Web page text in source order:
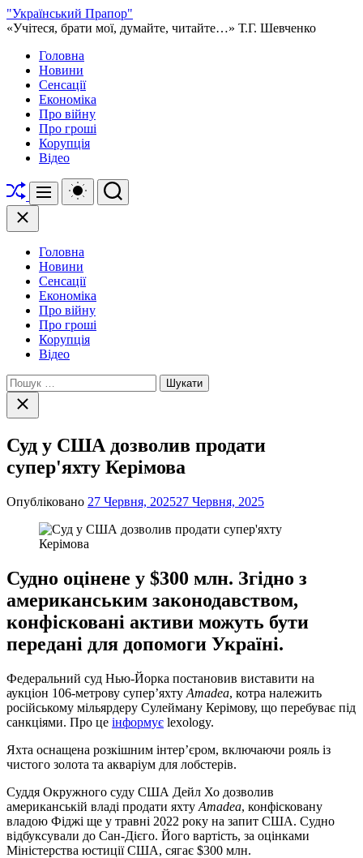
Перейти
до
"Український Прапор"
«Учітеся, брати мої, думайте, читайте…» Т.Г. Шевченко
Головна
Новини
Сенсації
Економіка
Про війну
Про гроші
Корупція
Відео
Перетасувати
Меню
Перемикач
кольорового
Пошук
Закрити
Головна
Новини
Сенсації
Економіка
Про війну
Про гроші
Корупція
Відео
Пошук:
Закрити
пошук
Суд у США дозволив продати
супер'яхту Керімова
Опубліковано 27 Червня, 202527 Червня, 2025
Судно оцінене у $300 млн. Згідно з
американським законодавством,
конфісковані активи можуть бути
передані для допомоги Україні.
Федеральний суд Нью-Йорка постановив виставити на
аукціон 106-метрову супер’яхту Amadea, котра належить
російському мільярдеру Сулейману Керімову, що перебуває під
санкціями. Про це інформує lexology.
Яхта оснащена розкішним інтер’єром, включаючи рояль із
чистого золота та акваріум для лобстерів.
Суддя Окружного суду США Дейл Хо дозволив
американській владі продати яхту Amadea, конфісковану
владою Фіджі ще у травні 2022 року на запит США. Судно
відбуксували до Сан-Дієго. Його вартість, за оцінками
Міністерства юстиції США, сягає $300 млн.